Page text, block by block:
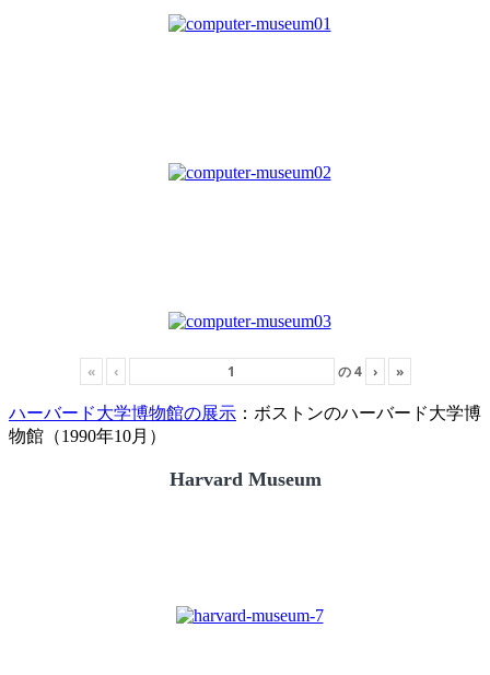
« ‹ の4 › »
ハーバード大学博物館の展示 ：ボストンのハーバード大学博
物館（1990年10月）
Harvard Museum